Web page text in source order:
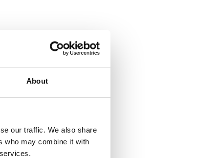
About
our traffic. We also share
who may combine it with